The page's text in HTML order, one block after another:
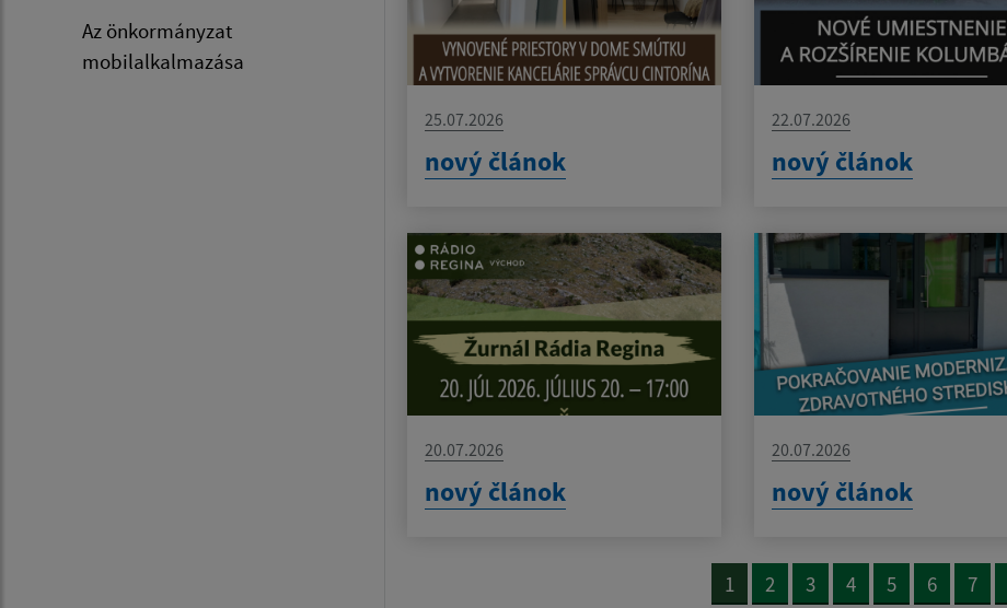
Az önkormányzat
mobilalkalmazása
25.07.2026
nový článok
22.07.2026
nový článok
20.07.2026
nový článok
20.07.2026
nový článok
1 2 3 4 5 6 7